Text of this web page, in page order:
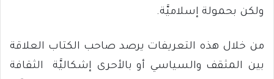
ولكن بحمولة إسلاميَّة.
من خلال هذه التعريفات يرصد صاحب الكتاب العلاقة
بين المثقف والسياسي أو بالأحرى إشكاليَّة الثقافة